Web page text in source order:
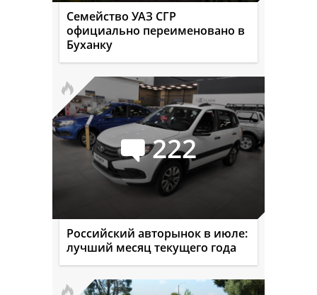
Семейство УАЗ СГР
официально переименовано в
Буханку
222
Российский авторынок в июле:
лучший месяц текущего года